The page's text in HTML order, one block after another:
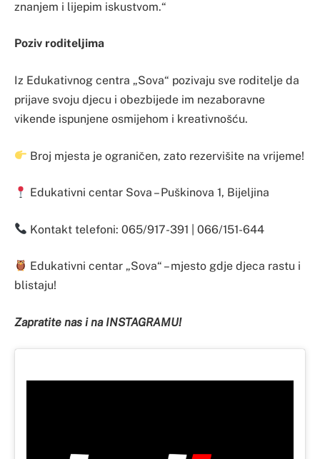
znanjem i lijepim iskustvom.“
Poziv roditeljima
Iz Edukativnog centra „Sova“ pozivaju sve roditelje da
prijave svoju djecu i obezbijede im nezaboravne
vikende ispunjene osmijehom i kreativnošću.
Broj mjesta je ograničen, zato rezervišite na vrijeme!
Edukativni centar Sova – Puškinova 1, Bijeljina
Kontakt telefoni: 065/917-391 | 066/151-644
Edukativni centar „Sova“ – mjesto gdje djeca rastu i
blistaju!
Zapratite nas i na INSTAGRAMU!